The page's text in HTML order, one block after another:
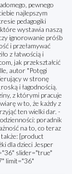
pewnego
najlepszym
pedagogiki
wystawia naszą
ignorowanie próśb
i przełamywać
z łatwością i
jak przekształcić
autor "Potęgi
w stronę
i łagodnością.
z którymi pracuje
w to, że każdy z
ten wielki dar. -
poradnik
na to, co teraz
[product
dla dzieci Jesper
slider="true"
limit="36"